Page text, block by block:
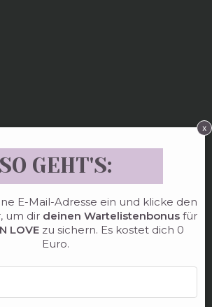
SO GEHT'S:
E-Mail-Adresse ein und klicke den
um dir deinen Wartelistenbonus für
LOVEzu sichern. Es kostet dich 0
Euro.
x